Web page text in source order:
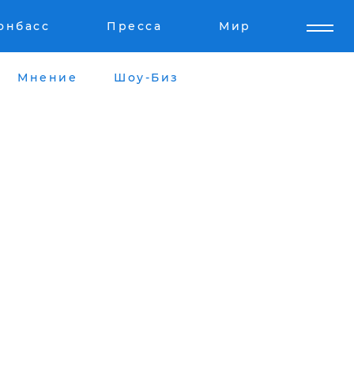
Пресса Мир
Мнение Шоу-Биз